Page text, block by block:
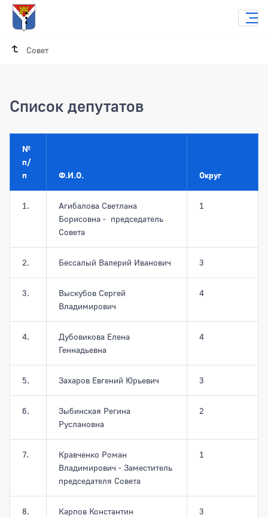
Совет
Список депутатов
№
п/
п
Ф.И.О. Округ
1.
Агибалова Светлана
Борисовна - председатель
Совета
1
2. Бессалый Валерий Иванович 3
3.
Выскубов Сергей
Владимирович
4
4.
Дубовикова Елена
Геннадьевна
4
5. Захаров Евгений Юрьевич 3
6.
Зыбинская Регина
Руслановна
2
7.
Кравченко Роман
Владимирович - Заместитель
председателя Совета
1
8.
Карпов Константин
3